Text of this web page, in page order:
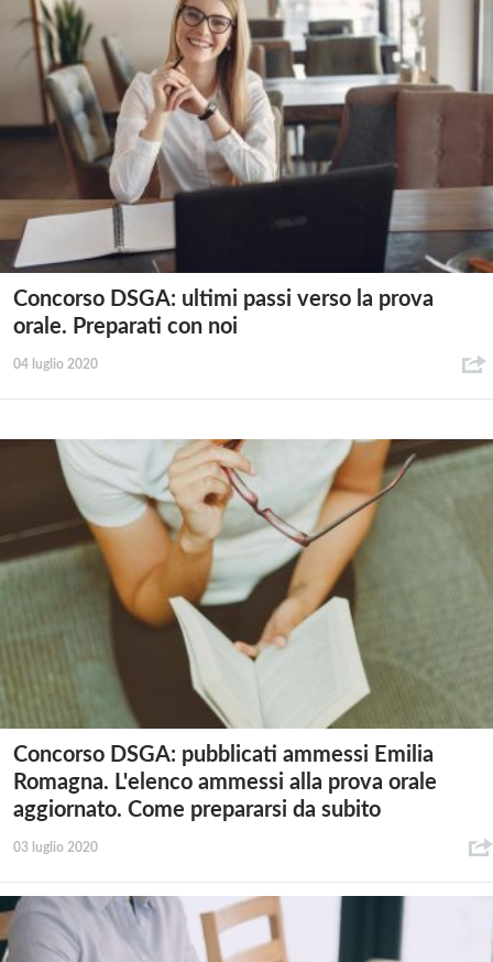
Concorso DSGA: ultimi passi verso la prova
orale. Preparati con noi
04 luglio 2020
Concorso DSGA: pubblicati ammessi Emilia
Romagna. L'elenco ammessi alla prova orale
aggiornato. Come prepararsi da subito
03 luglio 2020